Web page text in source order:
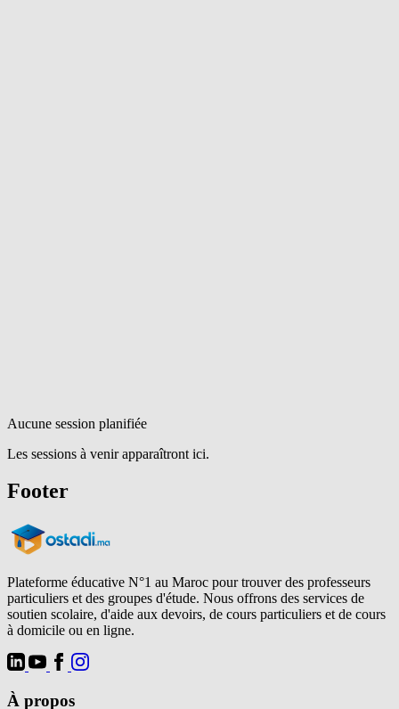
Aucune session planifiée
Les sessions à venir apparaîtront ici.
Footer
Plateforme éducative N°1 au Maroc pour trouver des professeurs
particuliers et des groupes d'étude. Nous offrons des services de
soutien scolaire, d'aide aux devoirs, de cours particuliers et de cours
à domicile ou en ligne.
À propos